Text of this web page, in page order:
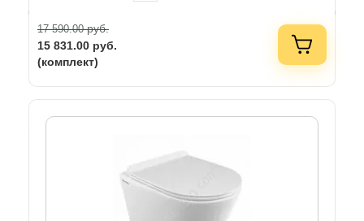
17 590.00руб.
15 831.00 руб.
(комплект)